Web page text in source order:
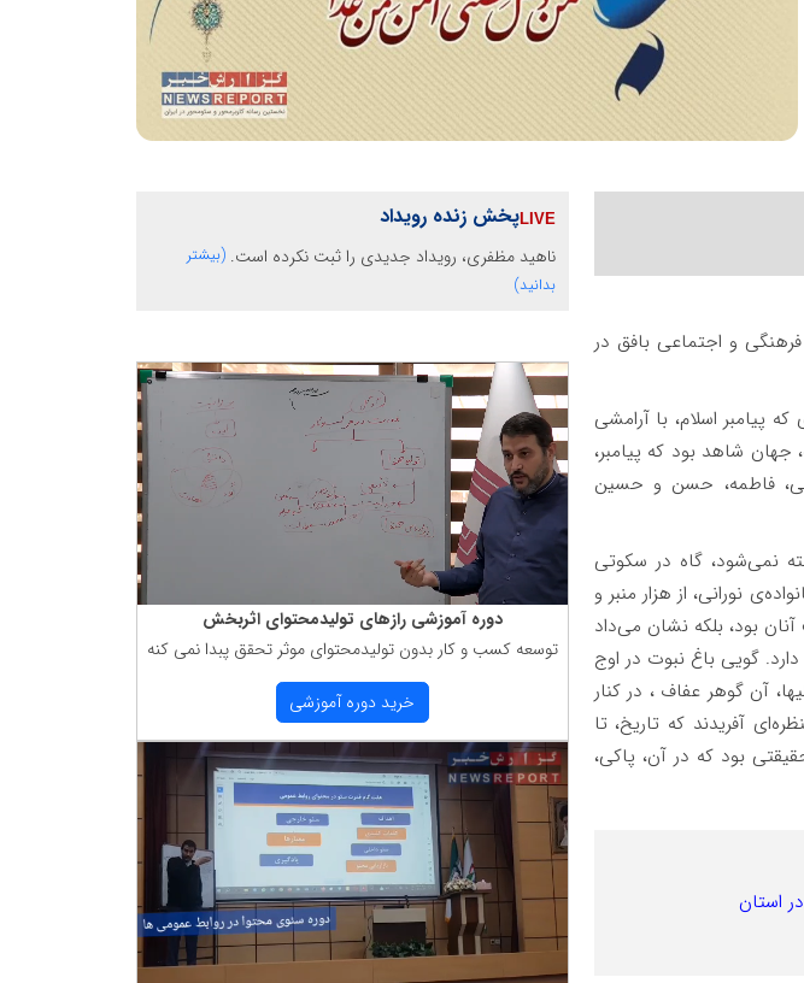
و اجتماعی بافق در
پیامبر اسلام، با آرامشی
شاهد بود که پیامبر،
فاطمه، حسن و حسین
نمی‌شود، گاه در سکوتی
نورانی، از هزار منبر و
بود، بلکه نشان می‌داد
گویی باغ نبوت در اوج
آن گوهر عفاف ، در کنار
آفریدند که تاریخ، تا
بود که در آن، پاکی،
استان
پخش زنده رویداد
ناهید مظفری، رویداد جدیدی را ثبت نکرده است. (بیشتر
بدانید)
دوره آموزشی رازهای تولیدمحتوای اثربخش
توسعه كسب و كار بدون تولیدمحتوای موثر تحقق پبدا نمی كنه
خرید دوره آموزشی